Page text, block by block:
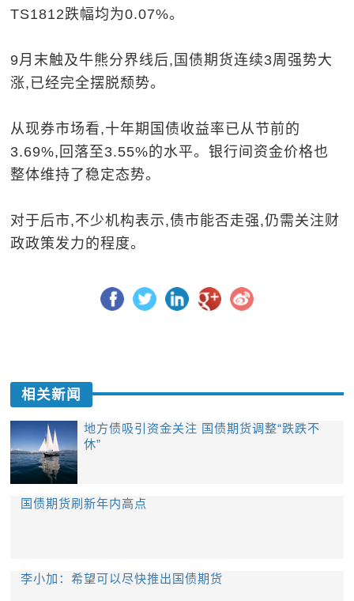
TS1812跌幅均为0.07%。
9月末触及牛熊分界线后,国债期货连续3周强势大
涨,已经完全摆脱颓势。
从现券市场看,十年期国债收益率已从节前的
3.69%,回落至3.55%的水平。银行间资金价格也
整体维持了稳定态势。
对于后市,不少机构表示,债市能否走强,仍需关注财
政政策发力的程度。
相关新闻
地方债吸引资金关注 国债期货调整“跌跌不
休”
​国债期货刷新年内高点
李小加：希望可以尽快推出国债期货